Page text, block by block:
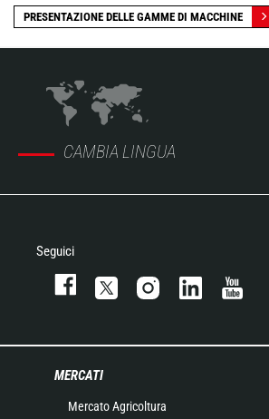
PRESENTAZIONE DELLE GAMME DI MACCHINE
CAMBIA LINGUA
Seguici
MERCATI
Mercato Agricoltura